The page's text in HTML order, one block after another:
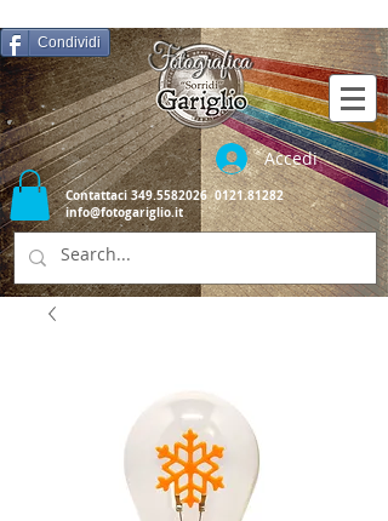
Condividi
Contattaci349.5582026 0121.81282
info@fotogariglio.it
Accedi